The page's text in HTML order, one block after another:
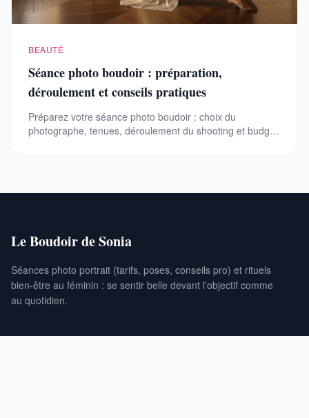
BEAUTÉ
Séance photo boudoir : préparation,
déroulement et conseils pratiques
Préparez votre séance photo boudoir : choix du
photographe, tenues, déroulement du shooting et budget.
Le Boudoir de Sonia
Séances photo portrait (tarifs, poses, conseils pro) et rituels
bien-être au féminin : se sentir belle devant l'objectif comme
au quotidien.